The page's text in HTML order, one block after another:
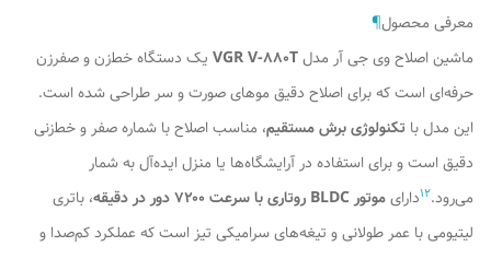
معرفی محصول¶
ماشین اصلاح وی جی آر مدلVGR V-880T یک دستگاه خط‌زن و صفرزن
حرفه‌ای است که برای اصلاح دقیق موهای صورت و سر طراحی شده است.
این مدل با تکنولوژی برش مستقیم، مناسب اصلاح با شماره صفر و خط‌زنی
دقیق است و برای استفاده در آرایشگاه‌ها یا منزل ایده‌آل به شمار
می‌رود. 12 دارایموتور BLDC روتاری با سرعت ۷۲۰۰ دور در دقیقه
، باتری
لیتیومی با عمر طولانی و تیغه‌های سرامیکی تیز است که عملکرد کم‌صدا و